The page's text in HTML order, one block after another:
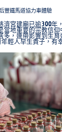
豐鐵馬道協力車體驗
濟宮建廟已逾300年
當地重要的宗教信
多，連帶影響到生
輕人早生貴子，有